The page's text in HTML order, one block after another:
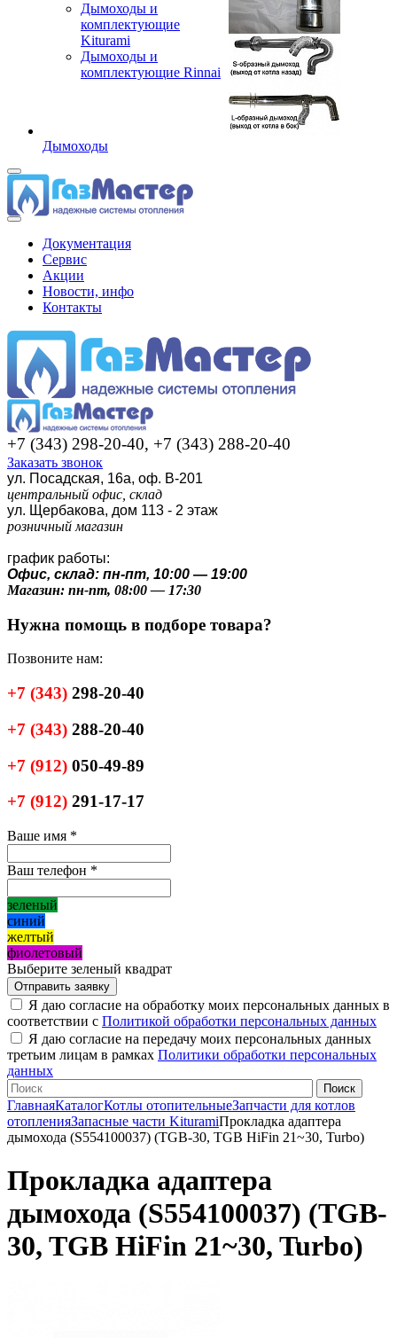
Дымоходы и
комплектующие
Kiturami
Дымоходы и
комплектующие Rinnai
Дымоходы
Документация
Сервис
Акции
Новости, инфо
Контакты
+7 (343) 298-20-40, +7 (343) 288-20-40
Заказать звонок
ул. Посадская, 16а, оф. В-201
центральный офис, склад
ул. Щербакова, дом 113 - 2 этаж
розничный магазин
график работы:
Офис, склад: пн-пт, 10:00 — 19:00
Магазин: пн-пт, 08:00 — 17:30
Нужна помощь в подборе товара?
Позвоните нам:
+7 (343) 298-20-40
+7 (343) 288-20-40
+7 (912) 050-49-89
+7 (912) 291-17-17
Ваше имя *
Ваш телефон *
зеленый
синий
желтый
фиолетовый
Выберите зеленый квадрат
Я даю согласие на обработку моих персональных данных в
соответствии с Политикой обработки персональных данных
Я даю согласие на передачу моих персональных данных
третьим лицам в рамках Политики обработки персональных
данных
ГлавнаяКаталогКотлы отопительныеЗапчасти для котлов
отопленияЗапасные части KituramiПрокладка адаптера
дымохода (S554100037) (TGB-30, TGB HiFin 21~30, Turbo)
Прокладка адаптера
дымохода (S554100037) (TGB-
30, TGB HiFin 21~30, Turbo)